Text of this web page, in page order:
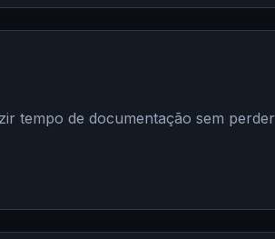
tempo de documentação sem perder